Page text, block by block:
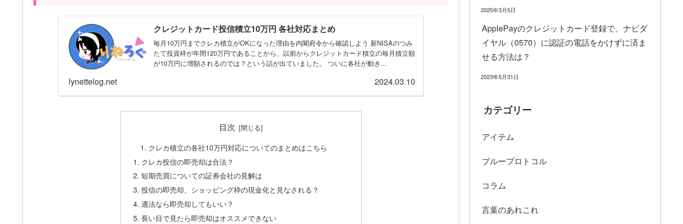
クレジットカード投信積立10万円 各社対応まとめ
毎月10万円までクレカ積立がOKになった理由を内閣府令から確認しよう 新NISAのつみ
たて投資枠が年間120万円であることから、以前からクレジットカード積立の毎月積立額
が10万円に増額されるのでは？という話が出ていました。 ついに各社が動き...
lynettelog.net 2024.03.10
目次
クレカ積立の各社10万円対応についてのまとめはこちら
クレカ投信の即売却は合法？
短期売買についての証券会社の見解は
投信の即売却、ショッピング枠の現金化と見なされる？
適法なら即売却してもいい？
長い目で見たら即売却はオススメできない
2025年3月5日
ApplePayのクレジットカード登録で、ナビダ
イヤル（0570）に認証の電話をかけずに済ま
せる方法は？
2023年5月31日
カテゴリー
アイテム
ブループロトコル
コラム
言葉のあれこれ